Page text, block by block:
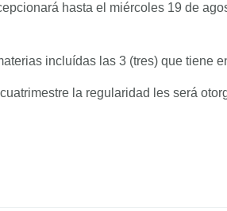
hasta el miércoles 19 de
incluídas las 3 (tres) que tiene
la regularidad les será